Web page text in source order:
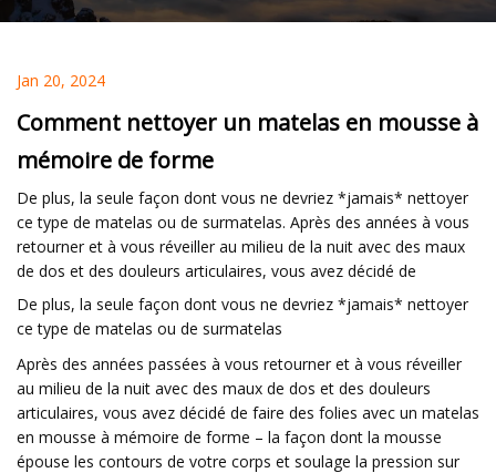
Jan 20, 2024
Comment nettoyer un matelas en mousse à
mémoire de forme
De plus, la seule façon dont vous ne devriez *jamais* nettoyer
ce type de matelas ou de surmatelas. Après des années à vous
retourner et à vous réveiller au milieu de la nuit avec des maux
de dos et des douleurs articulaires, vous avez décidé de
De plus, la seule façon dont vous ne devriez *jamais* nettoyer
ce type de matelas ou de surmatelas
Après des années passées à vous retourner et à vous réveiller
au milieu de la nuit avec des maux de dos et des douleurs
articulaires, vous avez décidé de faire des folies avec un matelas
en mousse à mémoire de forme – la façon dont la mousse
épouse les contours de votre corps et soulage la pression sur